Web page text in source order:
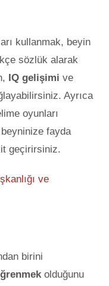
kullanmak, beyin
sözlük alarak
IQ gelişimi ve
Ayrıca
oyunları
fayda
geçirirsiniz.
ve
birini
olduğunu